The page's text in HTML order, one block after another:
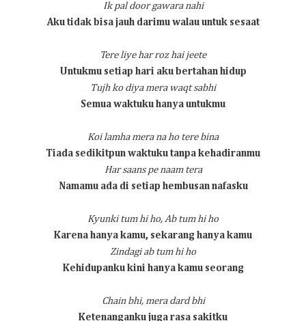
Ik pal door gawara nahi
Aku tidak bisa jauh darimu walau untuk sesaat
Tere liye har roz hai jeete
Untukmu setiap hari aku bertahan hidup
Tujh ko diya mera waqt sabhi
Semua waktuku hanya untukmu
Koi lamha mera na ho tere bina
Tiada sedikitpun waktuku tanpa kehadiranmu
Har saans pe naam tera
Namamu ada di setiap hembusan nafasku
Kyunki tum hi ho, Ab tum hi ho
Karena hanya kamu, sekarang hanya kamu
Zindagi ab tum hi ho
Kehidupanku kini hanya kamu seorang
Chain bhi, mera dard bhi
Ketenanganku juga rasa sakitku